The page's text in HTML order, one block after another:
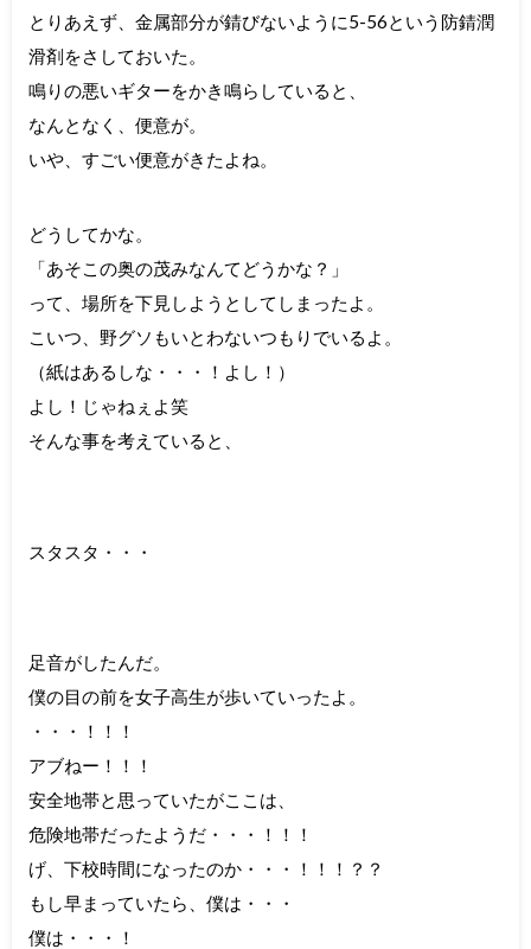
とりあえず、金属部分が錆びないように5-56という防錆潤
滑剤をさしておいた。
鳴りの悪いギターをかき鳴らしていると、
なんとなく、便意が。
いや、すごい便意がきたよね。
どうしてかな。
「あそこの奥の茂みなんてどうかな？」
って、場所を下見しようとしてしまったよ。
こいつ、野グソもいとわないつもりでいるよ。
（紙はあるしな・・・！よし！）
よし！じゃねぇよ笑
そんな事を考えていると、
スタスタ・・・
足音がしたんだ。
僕の目の前を女子高生が歩いていったよ。
・・・！！！
アブねー！！！
安全地帯と思っていたがここは、
危険地帯だったようだ・・・！！！
げ、下校時間になったのか・・・！！！？？
もし早まっていたら、僕は・・・
僕は・・・！